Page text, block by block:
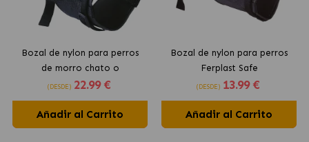
Bozal de nylon para perros
de morro chato o
braquicéfalos Ferplast Safe
(DESDE) 22.99 €
Añadir al Carrito
Bozal de nylon para perros
Ferplast Safe
(DESDE) 13.99 €
Añadir al Carrito